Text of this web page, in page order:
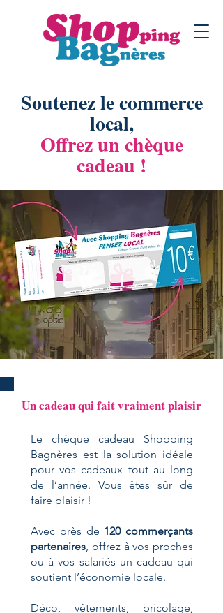
Soutenez le commerce
local,
Offrez un chèque
cadeau !
Un cadeau qui fait vraiment plaisir
Le chèque cadeau Shopping
Bagnères est la solution idéale
pour vos cadeaux tout au long
de l’année. Vous êtes sûr de
faire plaisir !
Avec près de 120 commerçants
partenaires, offrez à vos proches
ou à vos salariés un cadeau qui
soutient l’économie locale.
Déco, vêtements, bricolage,